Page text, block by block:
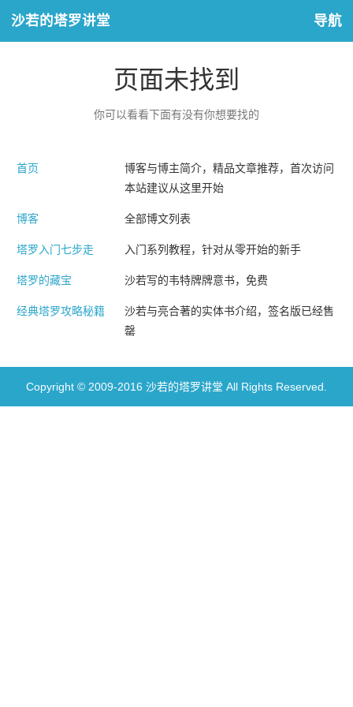
沙若的塔罗讲堂 导航
页面未找到
你可以看看下面有没有你想要找的
首页
博客与博主简介，精品文章推荐，首次访问
本站建议从这里开始
博客 全部博文列表
塔罗入门七步走 入门系列教程，针对从零开始的新手
塔罗的藏宝 沙若写的韦特牌牌意书，免费
经典塔罗攻略秘籍
沙若与亮合著的实体书介绍，签名版已经售
罄
Copyright © 2009-2016 沙若的塔罗讲堂 All Rights Reserved.